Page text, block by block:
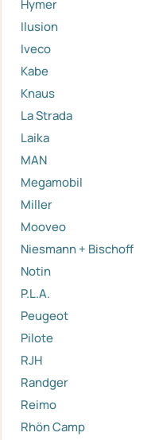
Hymer
Ilusion
Iveco
Kabe
Knaus
La Strada
Laika
MAN
Megamobil
Miller
Mooveo
Niesmann + Bischoff
Notin
P.L.A.
Peugeot
Pilote
RJH
Randger
Reimo
Rhön Camp